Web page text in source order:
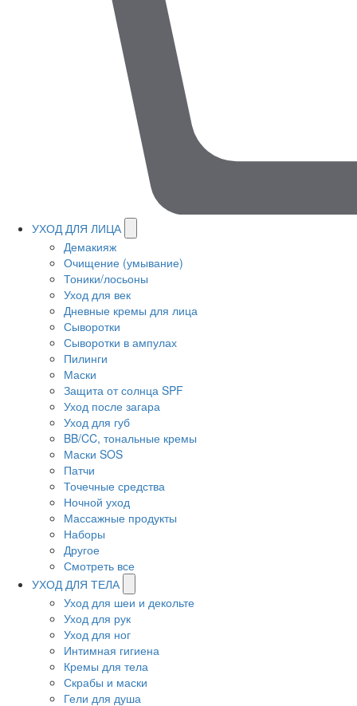
УХОД ДЛЯ ЛИЦА
Демакияж
Очищение (умывание)
Тоники/лосьоны
Уход для век
Дневные кремы для лица
Сыворотки
Сыворотки в ампулах
Пилинги
Маски
Защита от солнца SPF
Уход после загара
Уход для губ
BB/CC, тональные кремы
Маски SOS
Патчи
Точечные средства
Ночной уход
Массажные продукты
Наборы
Другое
Смотреть все
УХОД ДЛЯ ТЕЛА
Уход для шеи и декольте
Уход для рук
Уход для ног
Интимная гигиена
Кремы для тела
Скрабы и маски
Гели для душа